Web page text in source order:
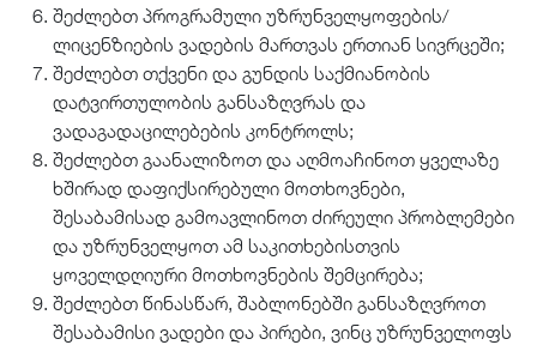
შეძლებთ პროგრამული უზრუნველყოფების/
ლიცენზიების ვადების მართვას ერთიან სივრცეში;
შეძლებთ თქვენი და გუნდის საქმიანობის
დატვირთულობის განსაზღვრას და
ვადაგადაცილებების კონტროლს;
შეძლებთ გაანალიზოთ და აღმოაჩინოთ ყველაზე
ხშირად დაფიქსირებული მოთხოვნები,
შესაბამისად გამოავლინოთ ძირეული პრობლემები
და უზრუნველყოთ ამ საკითხებისთვის
ყოველდღიური მოთხოვნების შემცირება;
შეძლებთ წინასწარ, შაბლონებში განსაზღვროთ
შესაბამისი ვადები და პირები, ვინც უზრუნველოფს